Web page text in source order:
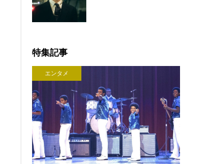
特集記事
エンタメ